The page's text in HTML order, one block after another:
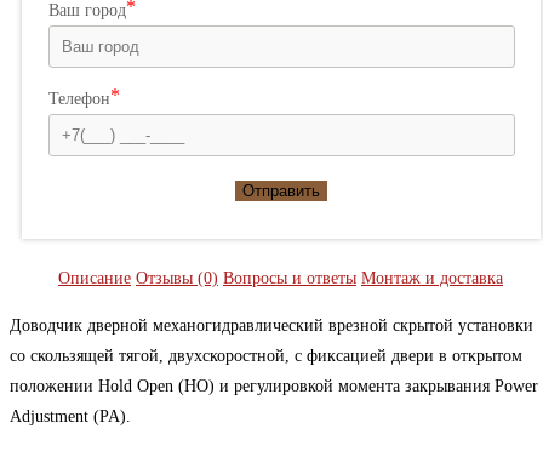
Ваш город
Телефон
Отправить
Описание Отзывы (0) Вопросы и ответы Монтаж и доставка
Доводчик дверной механогидравлический врезной скрытой установки
со скользящей тягой, двухскоростной, с фиксацией двери в открытом
положении Hold Open (HO) и регулировкой момента закрывания Power
Adjustment (PA).